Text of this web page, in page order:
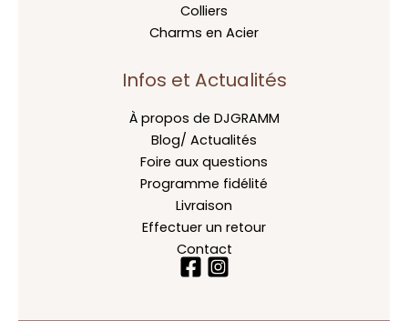
Colliers
Charms en Acier
Infos et Actualités
À propos de DJGRAMM
Blog/ Actualités
Foire aux questions
Programme fidélité
Livraison
Effectuer un retour
Contact